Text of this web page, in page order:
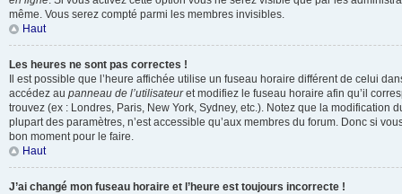
même. Vous serez compté parmi les membres invisibles.
Haut
Les heures ne sont pas correctes !
Il est possible que l’heure affichée utilise un fuseau horaire différent de celui
accédez au panneau de l’utilisateuret modifiez le fuseau horaire afin qu’il
trouvez (ex : Londres, Paris, New York, Sydney, etc.). Notez que la modification
plupart des paramètres, n’est accessible qu’aux membres du forum. Donc si
bon moment pour le faire.
Haut
J’ai changé mon fuseau horaire et l’heure est toujours incorrecte !